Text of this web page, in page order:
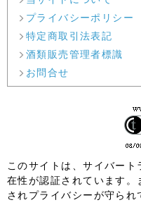
プライバシーポリシー
特定商取引法表記
酒類販売管理者標識
お問合せ
このサイトは、サイバート
在性が認証されています
されプライバシーが守られ